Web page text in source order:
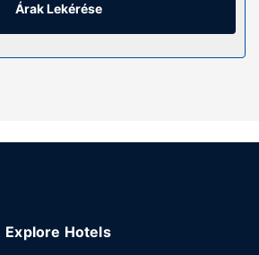
közé tartozik telefon,
felszereltség
Árak Lekérése
Explore Hotels